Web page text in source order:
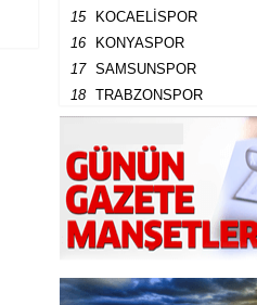
15
KOCAELİSPOR
16
KONYASPOR
17
SAMSUNSPOR
18
TRABZONSPOR